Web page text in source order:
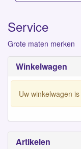
Winkelwagen
Uw winkelwagen
Artikelen
Service
Grote maten merken